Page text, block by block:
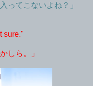
てこないよね？」
sure."
しら。」